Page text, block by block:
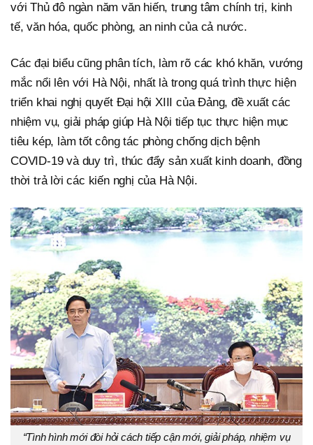
với Thủ đô ngàn năm văn hiến, trung tâm chính trị, kinh
tế, văn hóa, quốc phòng, an ninh của cả nước.
Các đại biểu cũng phân tích, làm rõ các khó khăn, vướng
mắc nổi lên với Hà Nội, nhất là trong quá trình thực hiện
triển khai nghị quyết Đại hội XIII của Đảng, đề xuất các
nhiệm vụ, giải pháp giúp Hà Nội tiếp tục thực hiện mục
tiêu kép, làm tốt công tác phòng chống dịch bệnh
COVID-19 và duy trì, thúc đẩy sản xuất kinh doanh, đồng
thời trả lời các kiến nghị của Hà Nội.
“Tình hình mới đòi hỏi cách tiếp cận mới, giải pháp, nhiệm vụ